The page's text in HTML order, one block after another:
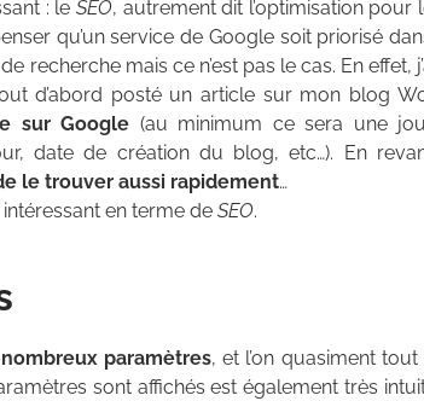
: le SEO, autrement dit l’optimisation
qu’un service de Google soit priorisé
recherche mais ce n’est pas le cas. En effet,
d’abord posté un article sur mon blog
sur Google (au minimum ce sera une
date de création du blog, etc…). En
le trouver aussi rapidement…
en terme de SEO.
paramètres, et l’on quasiment
sont affichés est également très